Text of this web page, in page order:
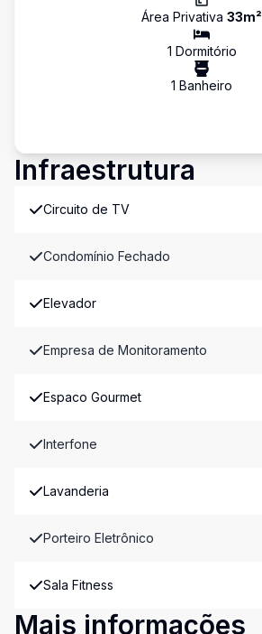
Área Privativa 33m²
1 Dormitório
1 Banheiro
Infraestrutura
Circuito de TV
Condomínio Fechado
Elevador
Empresa de Monitoramento
Espaco Gourmet
Interfone
Lavanderia
Porteiro Eletrônico
Sala Fitness
Mais informações